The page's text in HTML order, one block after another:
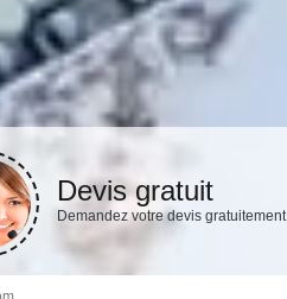
Devis gratuit
Demandez votre devis gratuitement